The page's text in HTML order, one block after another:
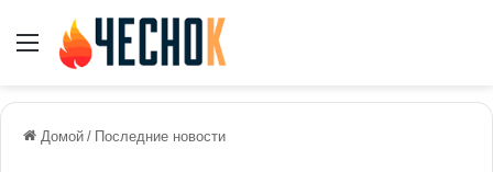
Меню
Домой / Последние новости